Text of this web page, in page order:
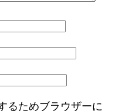
るためブラウザーに